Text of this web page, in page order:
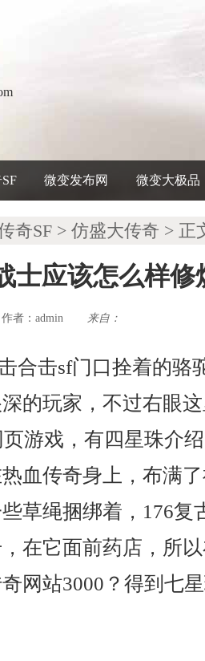
微变发布网 微变大极品
奇SF > 仿盛大传奇 > 正
士应该怎么样修
作者： admin 来自：
合击sf门口拴着的骆
的玩家，不过右眼
游戏，有四星珠介
血传奇身上，布满
些草绳捆绑着，176
在它面前药店，所
奇网站3000？得到七